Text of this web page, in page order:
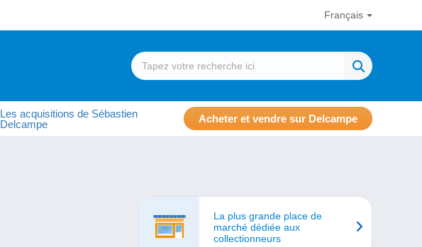
Français
Les acquisitions de Sébastien
Delcampe
Acheter et vendre sur Delcampe
La plus grande place de
marché dédiée aux
collectionneurs